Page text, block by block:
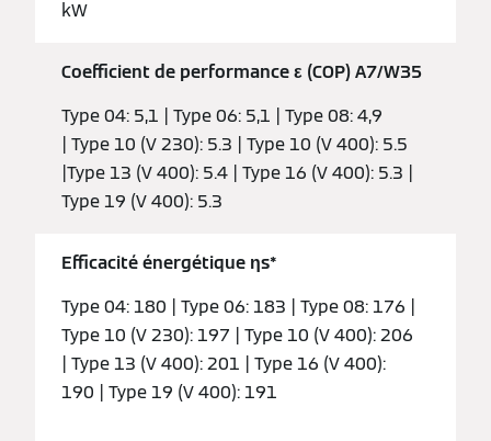
kW
Coefficient de performance ε (COP) A7/W35
Type 04: 5,1 | Type 06: 5,1 | Type 08: 4,9
| Type 10 (V 230): 5.3 | Type 10 (V 400): 5.5
|Type 13 (V 400): 5.4 | Type 16 (V 400): 5.3 |
Type 19 (V 400): 5.3
Efficacité énergétique ƞs*
Type 04: 180 | Type 06: 183 | Type 08: 176 |
Type 10 (V 230): 197 | Type 10 (V 400): 206
| Type 13 (V 400): 201 | Type 16 (V 400):
190 | Type 19 (V 400): 191